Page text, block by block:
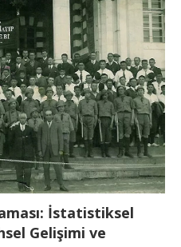
İstatistiksel
Gelişimi ve